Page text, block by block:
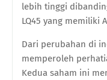
lebih tinggi
LQ45 yang memiliki
Dari perubahan di
memperoleh
Kedua saham ini